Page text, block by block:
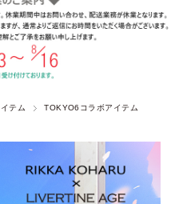
テム TOKYO6コラボアイテム